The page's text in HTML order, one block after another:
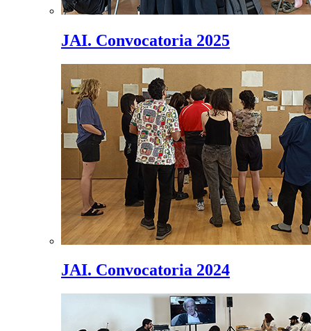
JAI. Convocatoria 2025
JAI. Convocatoria 2024